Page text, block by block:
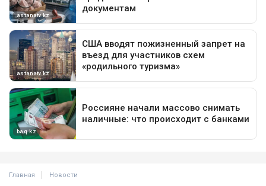
Главная Новости